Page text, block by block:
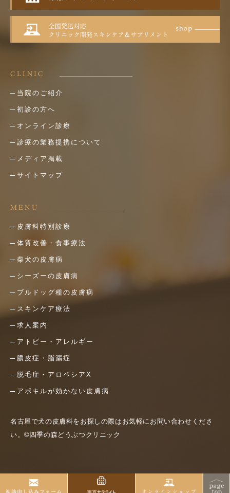
CLINIC
当院のご紹介
初診の方へ
オンライン診療
診療の業務提携について
メディア掲載
サイトマップ
MENU
皮膚科特別診療
体質改善・食事療法
柴犬の皮膚病
シーズーの皮膚病
ブルドッグ種の皮膚病
スキンケア療法
求人案内
アトピー・アレルギー
膿皮症・脂漏症
脱毛症・アロペシアX
アポキルが効かない皮膚病
名古屋で犬の皮膚科をお探しの際はお気軽にお問い合わせくださ
い。©四季の森どうぶつクリニック